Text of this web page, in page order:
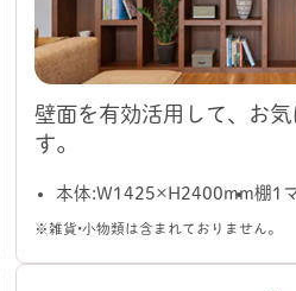
壁面を有効活用して、お
す。
本体：W1425×H2400mm棚1
※雑貨・小物類は含まれておりません。